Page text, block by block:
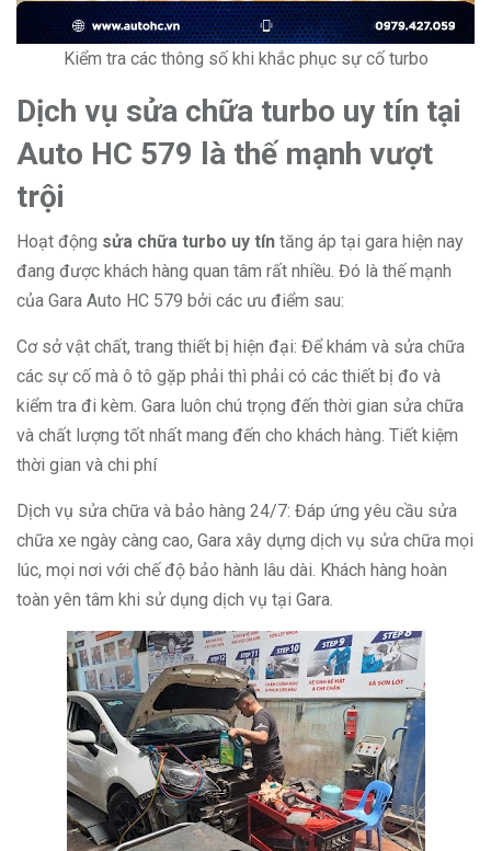
Kiểm tra các thông số khi khắc phục sự cố turbo
Dịch vụ sửa chữa turbo uy tín tại
Auto HC 579 là thế mạnh vượt
trội
Hoạt động sửa chữa turbo uy tín tăng áp tại gara hiện nay
đang được khách hàng quan tâm rất nhiều. Đó là thế mạnh
của Gara Auto HC 579 bởi các ưu điểm sau:
Cơ sở vật chất, trang thiết bị hiện đại: Để khám và sửa chữa
các sự cố mà ô tô gặp phải thì phải có các thiết bị đo và
kiểm tra đi kèm. Gara luôn chú trọng đến thời gian sửa chữa
và chất lượng tốt nhất mang đến cho khách hàng. Tiết kiệm
thời gian và chi phí
Dịch vụ sửa chữa và bảo hàng 24/7: Đáp ứng yêu cầu sửa
chữa xe ngày càng cao, Gara xây dựng dịch vụ sửa chữa mọi
lúc, mọi nơi với chế độ bảo hành lâu dài. Khách hàng hoàn
toàn yên tâm khi sử dụng dịch vụ tại Gara.